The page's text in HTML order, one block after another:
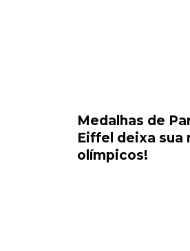
Medalhas de
Eiffel deixa sua
olímpicos!